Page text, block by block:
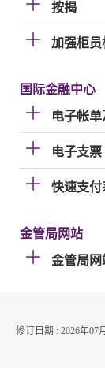
按揭
加强柜员
国际金融中心
电子帐单
电子支票
快速支付
金管局网站
金管局网
修订日期 : 2026年07